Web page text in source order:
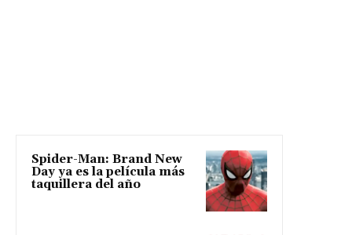
Spider-Man: Brand New
Day ya es la película más
taquillera del año